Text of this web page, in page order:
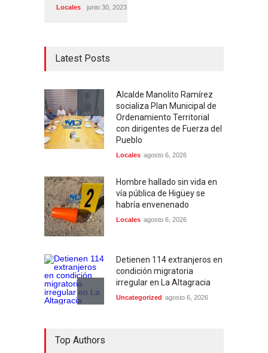
Locales junio 30, 2023
Latest Posts
Alcalde Manolito Ramírez
socializa Plan Municipal de
Ordenamiento Territorial
con dirigentes de Fuerza del
Pueblo
Locales agosto 6, 2026
Hombre hallado sin vida en
vía pública de Higüey se
habría envenenado
Locales agosto 6, 2026
Detienen 114 extranjeros en
condición migratoria
irregular en La Altagracia
Uncategorized agosto 6, 2026
Top Authors